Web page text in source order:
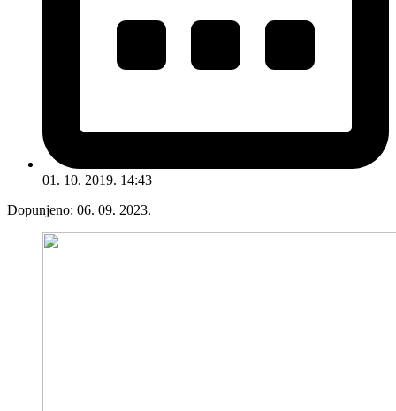
01. 10. 2019. 14:43
Dopunjeno: 06. 09. 2023.